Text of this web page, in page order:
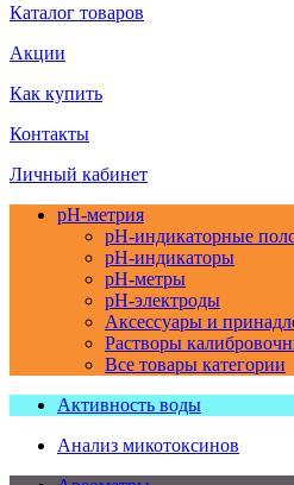
Каталог товаров
Акции
Как купить
Контакты
Личный кабинет
pH-метрия
pH-индикаторные
pH-индикаторы
pH-метры
pH-электроды
Аксессуары и
Растворы
Все товары категории
Активность воды
Анализ микотоксинов